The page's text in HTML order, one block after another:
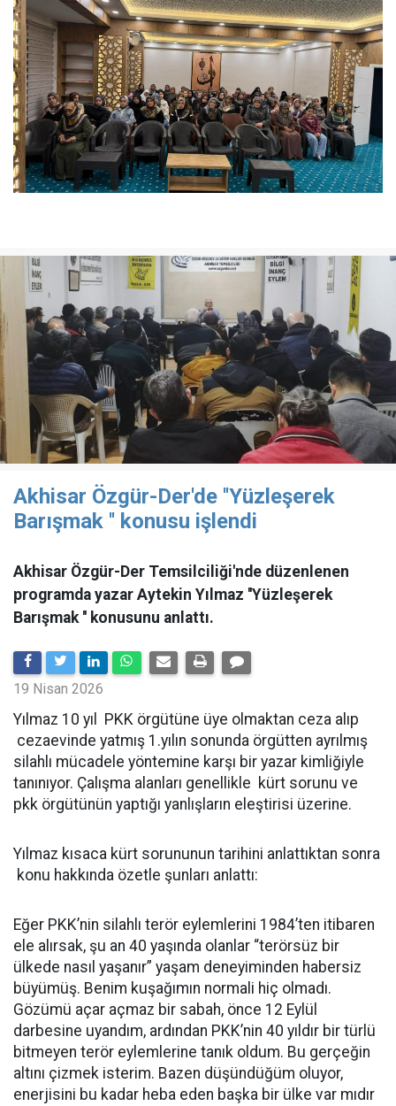
Akhisar Özgür-Der'de ''Yüzleşerek
Barışmak '' konusu işlendi
Akhisar Özgür-Der Temsilciliği'nde düzenlenen
programda yazar Aytekin Yılmaz ''Yüzleşerek
Barışmak '' konusunu anlattı.
19 Nisan 2026
Yılmaz 10 yıl PKK örgütüne üye olmaktan ceza alıp
cezaevinde yatmış 1.yılın sonunda örgütten ayrılmış
silahlı mücadele yöntemine karşı bir yazar kimliğiyle
tanınıyor. Çalışma alanları genellikle kürt sorunu ve
pkk örgütünün yaptığı yanlışların eleştirisi üzerine.
Yılmaz kısaca kürt sorununun tarihini anlattıktan sonra
konu hakkında özetle şunları anlattı:
Eğer PKK’nin silahlı terör eylemlerini 1984’ten itibaren
ele alırsak, şu an 40 yaşında olanlar “terörsüz bir
ülkede nasıl yaşanır” yaşam deneyiminden habersiz
büyümüş. Benim kuşağımın normali hiç olmadı.
Gözümü açar açmaz bir sabah, önce 12 Eylül
darbesine uyandım, ardından PKK’nin 40 yıldır bir türlü
bitmeyen terör eylemlerine tanık oldum. Bu gerçeğin
altını çizmek isterim. Bazen düşündüğüm oluyor,
enerjisini bu kadar heba eden başka bir ülke var mıdır